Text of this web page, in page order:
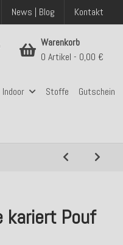
News | Blog Kontakt
Indoor Stoffe Gutschein
Warenkorb
0 Artikel
0,00 €
kariert Pouf